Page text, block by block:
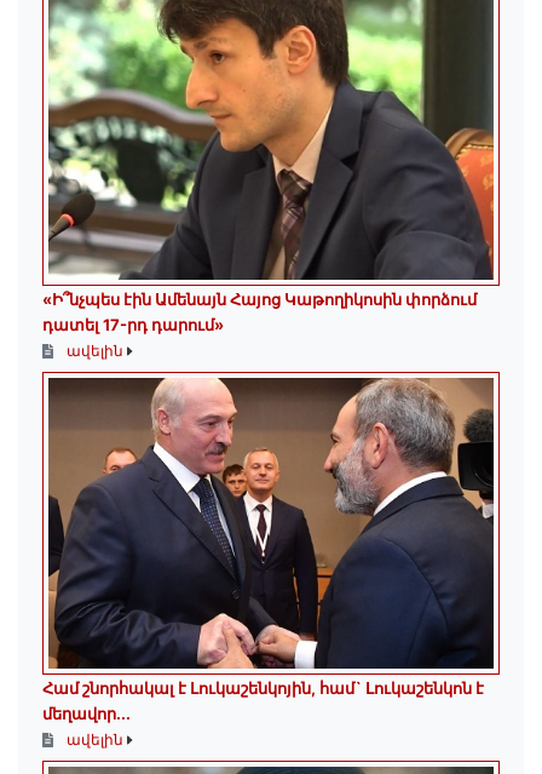
«Ի՞նչպես էին Ամենայն Հայոց Կաթողիկոսին փորձում
դատել 17-րդ դարում»
ավելին
Համ շնորհակալ է Լուկաշենկոյին, համ` Լուկաշենկոն է
մեղավոր․․․
ավելին